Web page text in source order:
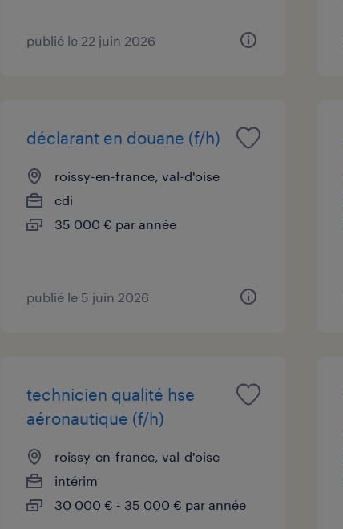
publié le 22 juin 2026
déclarant en douane (f/h)
roissy-en-france, val-d'oise
cdi
35 000 € par année
publié le 5 juin 2026
technicien qualité hse
aéronautique (f/h)
roissy-en-france, val-d'oise
intérim
30 000 € - 35 000 € par année